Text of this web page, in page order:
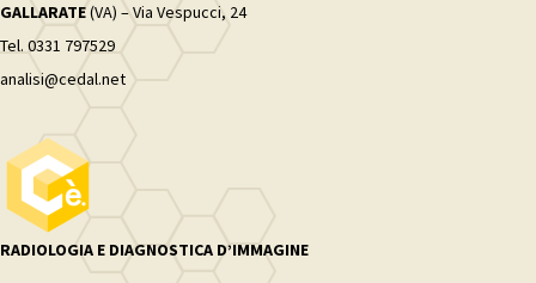
GALLARATE(VA) – Via Vespucci, 24
Tel. 0331 797529
analisi@cedal.net
RADIOLOGIA E DIAGNOSTICA D’IMMAGINE